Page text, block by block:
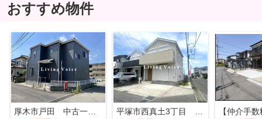
おすすめ物件
厚木市戸田 中古一戸建て
平塚市西真土3丁目 中古一戸建て